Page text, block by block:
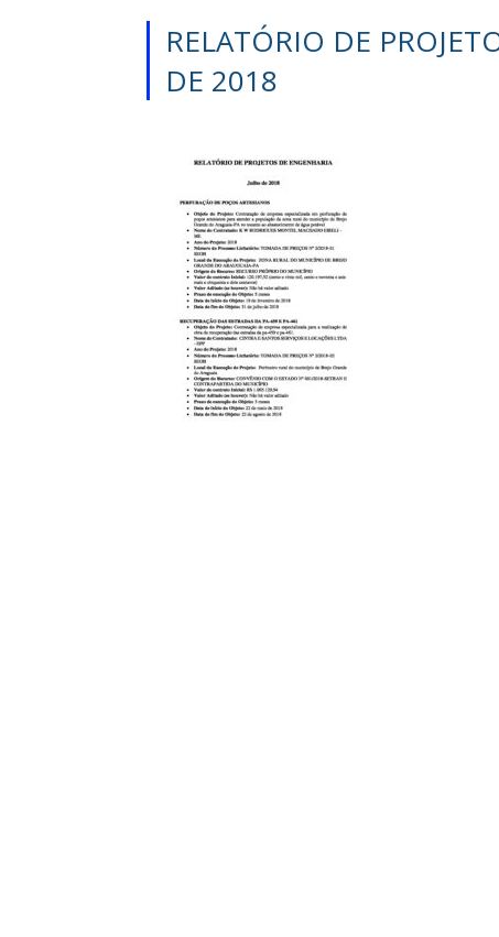
RELATÓRIO DE
DE 2018